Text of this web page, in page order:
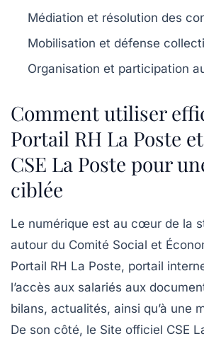
Médiation et résolution des
Mobilisation et défense
Organisation et participation
Comment utiliser
Portail RH La Poste
CSE La Poste pour
ciblée
Le numérique est au cœur de la
autour du Comité Social et
Portail RH La Poste, portail
l’accès aux salariés aux
bilans, actualités, ainsi qu’à une
De son côté, le Site officiel CSE